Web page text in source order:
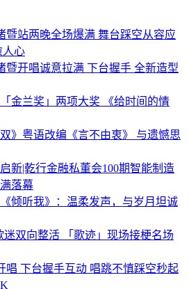
暨站两晚全场爆满 舞台踩空从容应
人心
暨开唱诚意拉满 下台握手 全新造型
金兰奖」两项大奖 《给时间的情
》粤语改编《言不由衷》 与遗憾思
新|乾行金融私董会100期智能制造
落幕
倾听我》：温柔发声，与岁月坦诚
双向整活 「歌迹」现场接梗名场
唱 下台握手互动 唱跳不慎踩空秒起